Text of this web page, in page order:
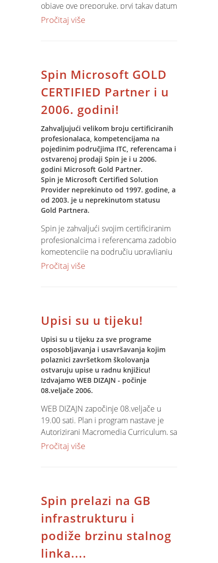
objave ove preporuke, prvi takav datum
je 3. veljače), 30 minuta nakon
znakovnim nizom, čime ovi dokumenti
postaju nečitljivi i time beskorisni. Virus
uništava i Adobe Acrobat .pdf, odnosno
komprimirane .zip i .rar arhive, te još
Uz navedeno, ovaj virus ugrožava i
sigurnost samog računala isključujući i
brišući sve pronađene antivirusne alate,
čime računalo postaje podložnije
novim napadima i zarazama. Ipak, nije
sve tako crno - dobra vijest glasi da ovaj
virus mogu "zaraditi" samo neoprezni i
nezaštićeni korisnici. Naime, jedini
način da se računalo zarazi ovim
virusom jest da korisnik svjesno
pokrene zaraženu datoteku primljenu u
obliku privitka e-mail poruci ili
da je riječ o zanimljivom sadržaju
bi se korisnika navelo da pokrene
zaraženu datoteku. Stoga je često
dovoljno, ali i potrebno, biti oprezan pri
otvaranju privitaka e-mail poruka s
naslovom, primjerice, "My photos!",
"Sex video!" ili "Miss Lebanon 2006".
Microsoft je na svojim web stranicama
ponudio detaljan opis ovog virusa, kao i
upute kako ga ukloniti s računala. Neki
proizvođači antivirusnog softvera nude i
Pročitaj više
Spin Microsoft GOLD
CERTIFIED Partner i u
2006. godini!
Zahvaljujući velikom broju certificiranih
profesionalaca, kompetencijama na
pojedinim područjima ITC, referencama i
ostvarenoj prodaji Spin je i u 2006.
godini Microsoft Gold Partner.
Spin je Microsoft Certified Solution
Provider neprekinuto od 1997. godine, a
od 2003. je u neprekinutom statusu
Gold Partnera.
Spin je zahvaljući svojim certificiranim
profesionalcima i referencama zadobio
komeptencije na području upravljanju
podatkovnim sustavima (Data
mrežnih sustava (Networking
Pročitaj više
Upisi su u tijeku!
Upisi su u tijeku za sve programe
osposobljavanja i usavršavanja kojim
polaznici završetkom školovanja
ostvaruju upise u radnu knjižicu!
Izdvajamo WEB DIZAJN - počinje
08.veljače 2006.
WEB DIZAJN započinje 08.veljače u
19.00 sati. Plan i program nastave je
Autorizirani Macromedia Curriculum, sa
svim nastavnim cijelinama popraćene
i Instructor što jamči vrhunsko i
tehničko znanje i pedagoške kvalitete.
Prijava moguća i namail
Pročitaj više
Spin prelazi na GB
infrastrukturu i
podiže brzinu stalnog
linka....